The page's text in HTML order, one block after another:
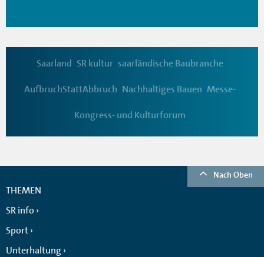
Saarland SR kultur saarländische Baubranche
AufbruchStattAbbruch Nachhaltiges Bauen Messe-
Kongress- und Kulturforum
Nach Oben
THEMEN
SR info
Sport
Unterhaltung